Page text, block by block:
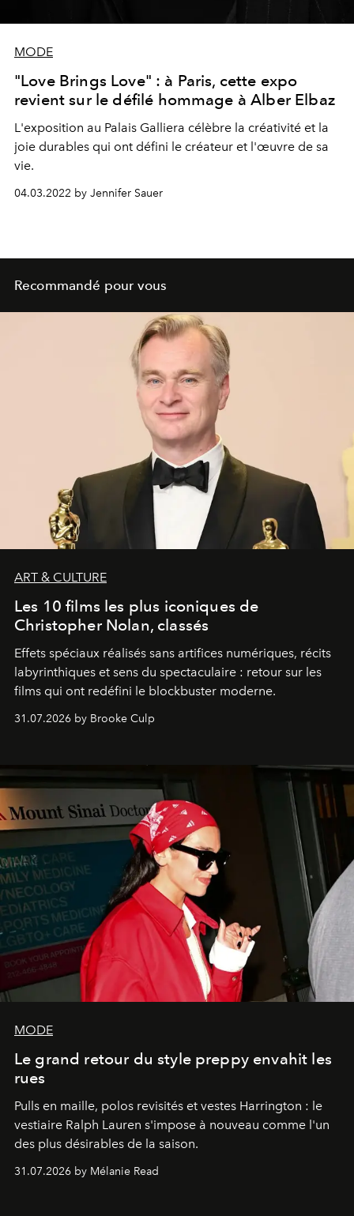
MODE
"Love Brings Love" : à Paris, cette expo
revient sur le défilé hommage à Alber Elbaz
L'exposition au Palais Galliera célèbre la créativité et la
joie durables qui ont défini le créateur et l'œuvre de sa
vie.
04.03.2022 by Jennifer Sauer
Recommandé pour vous
ART & CULTURE
Les 10 films les plus iconiques de
Christopher Nolan, classés
Effets spéciaux réalisés sans artifices numériques, récits
labyrinthiques et sens du spectaculaire : retour sur les
films qui ont redéfini le blockbuster moderne.
31.07.2026 by Brooke Culp
MODE
Le grand retour du style preppy envahit les
rues
Pulls en maille, polos revisités et vestes Harrington : le
vestiaire Ralph Lauren s'impose à nouveau comme l'un
des plus désirables de la saison.
31.07.2026 by Mélanie Read